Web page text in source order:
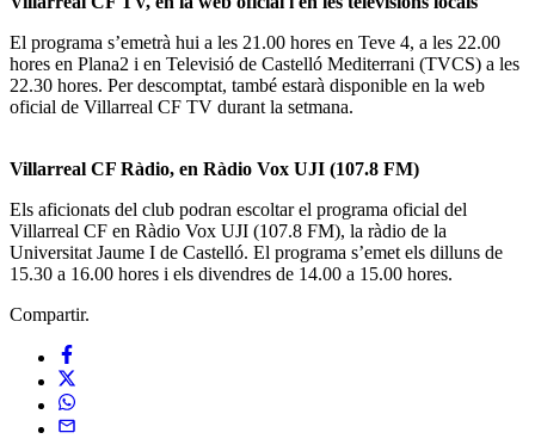
El programa s’emetrà hui a les 21.00 hores en Teve 4, a les 22.00
hores en Plana2 i en Televisió de Castelló Mediterrani (TVCS) a les
22.30 hores. Per descomptat, també estarà disponible en la web
oficial de Villarreal CF TV durant la setmana.
Villarreal CF Ràdio, en Ràdio Vox UJI (107.8 FM)
Els aficionats del club podran escoltar el programa oficial del
Villarreal CF en Ràdio Vox UJI (107.8 FM), la ràdio de la
Universitat Jaume I de Castelló. El programa s’emet els dilluns de
15.30 a 16.00 hores i els divendres de 14.00 a 15.00 hores.
Compartir.